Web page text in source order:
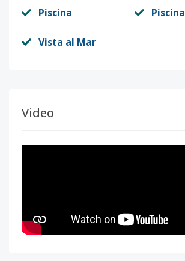
Piscina Piscina
Vista al Mar
Video